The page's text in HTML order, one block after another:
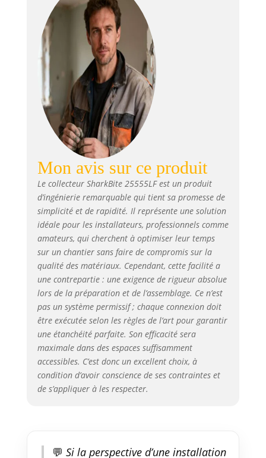
Mon avis sur ce produit
Le collecteur SharkBite 25555LF est un produit
d’ingénierie remarquable qui tient sa promesse de
simplicité et de rapidité. Il représente une solution
idéale pour les installateurs, professionnels comme
amateurs, qui cherchent à optimiser leur temps
sur un chantier sans faire de compromis sur la
qualité des matériaux. Cependant, cette facilité a
une contrepartie : une exigence de rigueur absolue
lors de la préparation et de l’assemblage. Ce n’est
pas un système permissif ; chaque connexion doit
être exécutée selon les règles de l’art pour garantir
une étanchéité parfaite. Son efficacité sera
maximale dans des espaces suffisamment
accessibles. C’est donc un excellent choix, à
condition d’avoir conscience de ses contraintes et
de s’appliquer à les respecter.
💬 Si la perspective d’une installation